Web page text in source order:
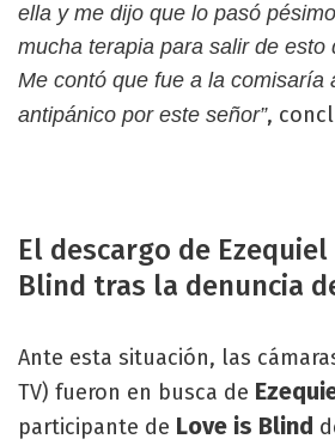
ella y me dijo que lo pasó
mucha terapia para salir de esto
Me contó que fue a la comisaría
antipánico por este señor”,
El descargo de Ezequiel
Blind tras la denuncia
Ante esta situación, las
TV) fueron en busca de
participante de Love is Blind